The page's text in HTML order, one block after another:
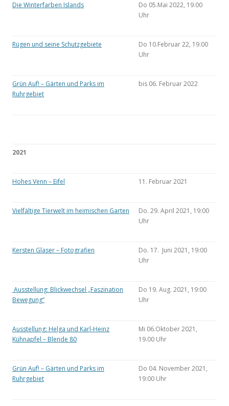
Die Winterfarben Islands
Do 05.Mai 2022, 19.00
Uhr
Rügen und seine Schutzgebiete
Do 10.Februar 22, 19.00
Uhr
Grün Auf! – Gärten und Parks im
Ruhrgebiet
bis 06. Februar 2022
2021
Hohes Venn – Eifel 11. Februar 2021
Vielfältige Tierwelt im heimischen Garten
Do. 29. April 2021, 19:00
Uhr
Kersten Glaser – Fotografien
Do. 17. Juni 2021, 19:00
Uhr
Ausstellung: Blickwechsel „Faszination
Bewegung“
Do 19. Aug. 2021, 19:00
Uhr
Ausstellung: Helga und Karl-Heinz
Kühnapfel – Blende 80
Mi 06.Oktober 2021,
19.00 Uhr
Grün Auf! – Gärten und Parks im
Ruhrgebiet
Do 04. November 2021,
19:00 Uhr